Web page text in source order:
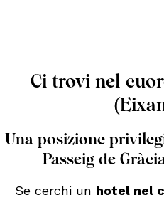
Ci trovi nel
Una posizione
Passeig de
Se cerchi un hotel nel